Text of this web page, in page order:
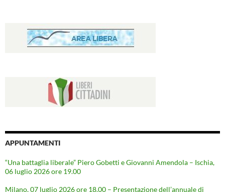
APPUNTAMENTI
“Una battaglia liberale” Piero Gobetti e Giovanni Amendola – Ischia,
06 luglio 2026 ore 19.00
Milano, 07 luglio 2026 ore 18.00 – Presentazione dell’annuale di